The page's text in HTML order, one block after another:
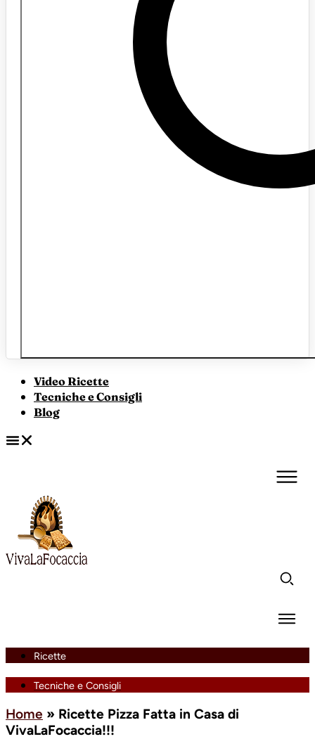
Video Ricette
Tecniche e Consigli
Blog
Ricette
Tecniche e Consigli
Home » Ricette Pizza Fatta in Casa di
VivaLaFocaccia!!!